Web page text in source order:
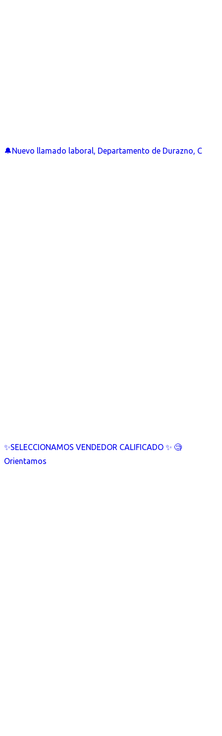
🔔Nuevo llamado laboral, Departamento de Durazno, C
✨SELECCIONAMOS VENDEDOR CALIFICADO ✨ 🧐
Orientamos